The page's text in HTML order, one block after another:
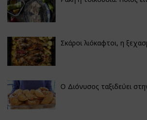
Σκάροι λιόκαφτοι, η
Ο Διόνυσος ταξιδεύει